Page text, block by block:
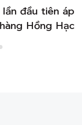
đầu tiên áp
Hồng Hạc